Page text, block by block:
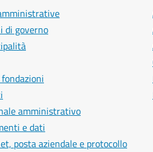
di governo
amministrativo
e dati
posta aziendale e protocollo